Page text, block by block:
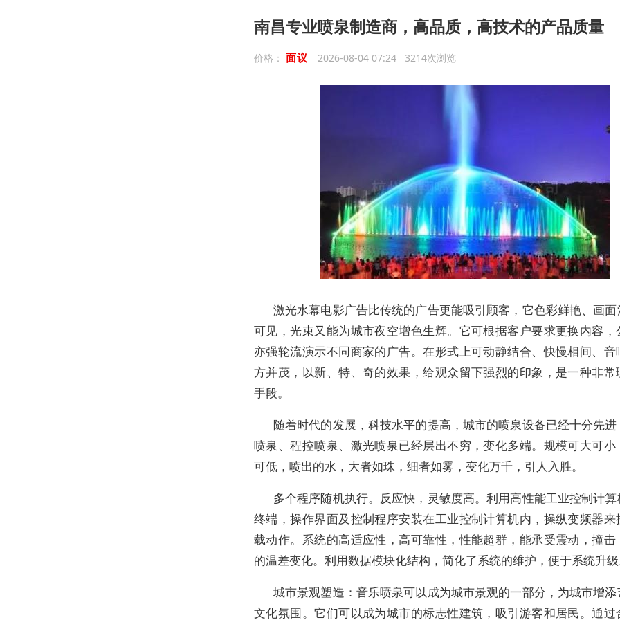
南昌专业喷泉制造商，高品质，高技术的产品质量
价格： 面议 2026-08-04 07:24 3214次浏览
激光水幕电影广告比传统的广告更能吸引顾客，它色彩鲜艳、画
可见，光束又能为城市夜空增色生辉。它可根据客户要求更换内容，
亦强轮流演示不同商家的广告。在形式上可动静结合、快慢相间、音
方并茂，以新、特、奇的效果，给观众留下强烈的印象，是一种非常
手段。
随着时代的发展，科技水平的提高，城市的喷泉设备已经十分先
喷泉、程控喷泉、激光喷泉已经层出不穷，变化多端。规模可大可小
可低，喷出的水，大者如珠，细者如雾，变化万千，引人入胜。
多个程序随机执行。反应快，灵敏度高。利用高性能工业控制计
终端，操作界面及控制程序安装在工业控制计算机内，操纵变频器来
载动作。系统的高适应性，高可靠性，性能超群，能承受震动，撞击
的温差变化。利用数据模块化结构，简化了系统的维护，便于系统升级
城市景观塑造：音乐喷泉可以成为城市景观的一部分，为城市增
文化氛围。它们可以成为城市的标志性建筑，吸引游客和居民。通过